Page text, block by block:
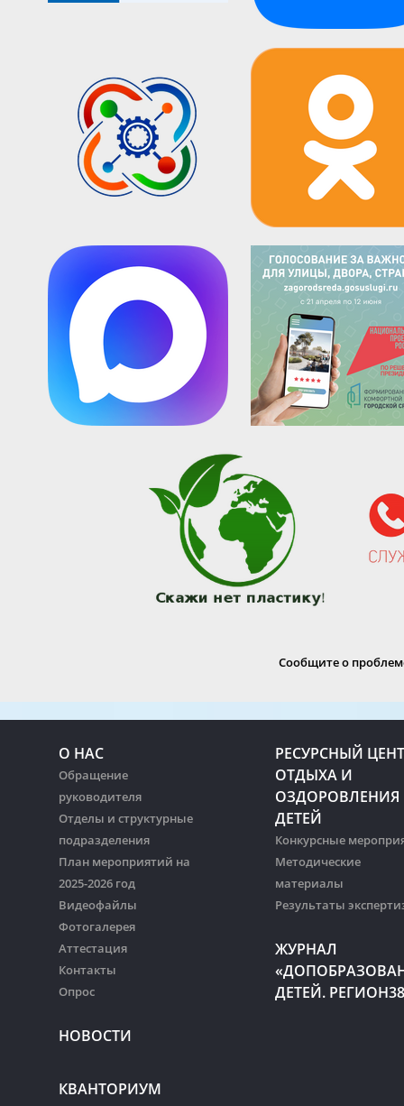
Сообщите о
О НАС
Обращение
руководителя
Отделы и структурные
подразделения
План мероприятий на
2025-2026 год
Видеофайлы
Фотогалерея
Аттестация
Контакты
Опрос
НОВОСТИ
РЕСУРСНЫЙ
ОТДЫХА И
ОЗДОРОВЛЕНИЯ
ДЕТЕЙ
Конкурсные
Методические
материалы
Результаты
ЖУРНАЛ
ДЕТЕЙ.
КВАНТОРИУМ